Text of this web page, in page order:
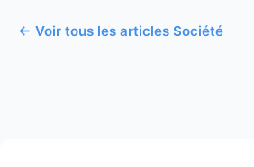
← Voir tous les articles Société